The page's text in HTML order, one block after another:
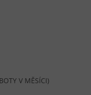
V MĚSÍCI)